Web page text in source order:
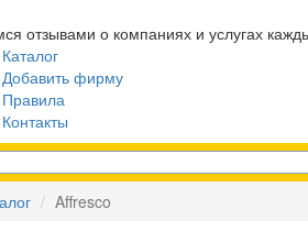
отзывами о компаниях и услугах
Каталог
Добавить фирму
Правила
Контакты
Affresco